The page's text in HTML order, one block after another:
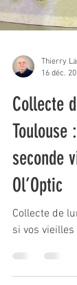
Thierry
16 déc.
Collecte
Toulouse
seconde
Ol’Optic
Collecte de
si vos